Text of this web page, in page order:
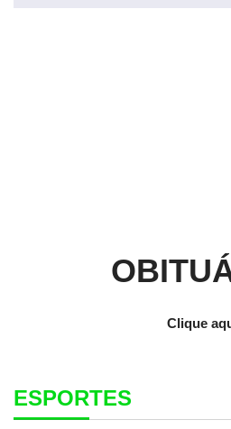
Clique
ESPORTES